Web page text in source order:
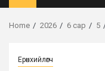
Menu
Home 2026 6 сар 5
Ерөнхийлөгч